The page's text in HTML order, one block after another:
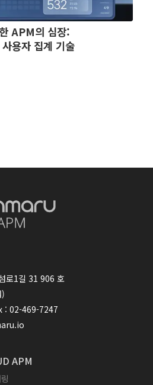
APM의 심장:
용자 집계 기술
로1길 31 906 호
: 02-469-7247
APM